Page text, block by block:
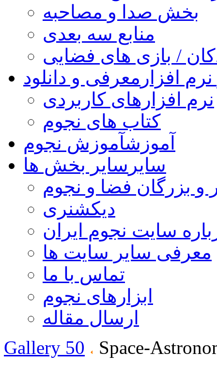
بخش صدا و مصاحبه
منابع سه بعدی
/ بازی های فضایی
افزار معرفی و دانلود
نرم افزارهای کاربردی
کتاب های نجوم
آموزشآموزش نجوم
سایر سایر بخش ها
و بزرگان فضا و نجوم
دیکشنری
سایت نجوم ایران
معرفی سایر سایت ها
تماس با ما
ابزارهای نجوم
ارسال مقاله
Gallery 50
Space-